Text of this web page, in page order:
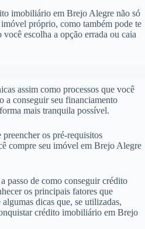
imobiliário em Brejo Alegre não só
próprio, como também pode te
escolha a opção errada ou caia
assim como processos que você
a conseguir seu financiamento
mais tranquila possível.
os pré-requisitos
compre seu imóvel em Brejo Alegre
passo de como conseguir crédito
os principais fatores que
dicas que, se utilizadas,
crédito imobiliário em Brejo